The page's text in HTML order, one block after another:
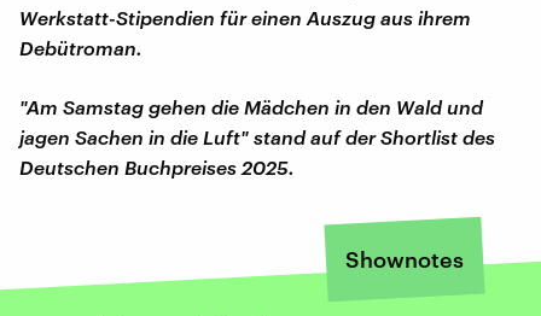
Werkstatt-Stipendien für einen Auszug aus ihrem
Debütroman.
"Am Samstag gehen die Mädchen in den Wald und
jagen Sachen in die Luft" stand auf der Shortlist des
Deutschen Buchpreises 2025.
Shownotes